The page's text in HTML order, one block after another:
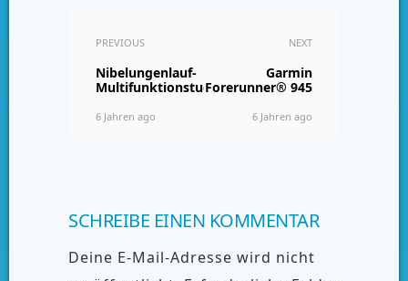
PREVIOUS
Nibelungenlauf-
Multifunktionstuch
6 Jahren ago
NEXT
Garmin
Forerunner® 945
6 Jahren ago
SCHREIBE EINEN KOMMENTAR
Deine E-Mail-Adresse wird nicht